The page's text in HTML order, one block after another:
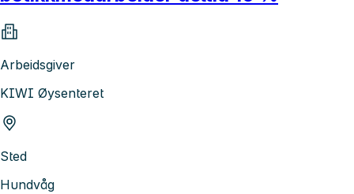
Arbeidsgiver
KIWI Øysenteret
Sted
Hundvåg